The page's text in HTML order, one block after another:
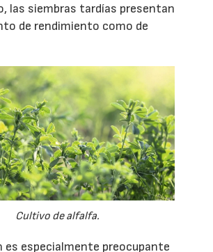
las siembras tardías presentan
de rendimiento como de
Cultivo de alfalfa.
es especialmente preocupante